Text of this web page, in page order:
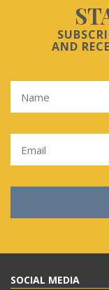
AND
SOCIAL MEDIA